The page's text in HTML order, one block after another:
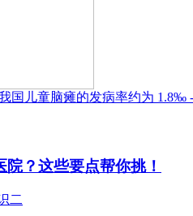
儿童脑瘫的发病率约为 1.8‰
院？这些要点帮你挑！
二